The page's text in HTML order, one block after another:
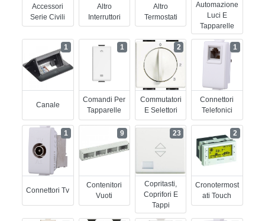
Accessori
Serie Civili
Altro
Interruttori
Altro
Termostati
Automazione
Luci E
Tapparelle
Canale
1
Comandi Per
Tapparelle
1
Commutatori
E Selettori
2
Connettori
Telefonici
1
Connettori Tv
1
Contenitori
Vuoti
9
Copritasti,
Coprifori E
Tappi
23
Cronotermost
Ati Touch
2